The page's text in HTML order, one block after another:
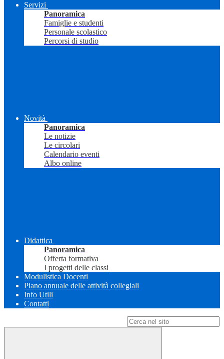
Servizi
Panoramica
Famiglie e studenti
Personale scolastico
Percorsi di studio
Novità
Panoramica
Le notizie
Le circolari
Calendario eventi
Albo online
Didattica
Panoramica
Offerta formativa
I progetti delle classi
Modulistica Docenti
Piano annuale delle attività collegiali
Info Utili
Contatti